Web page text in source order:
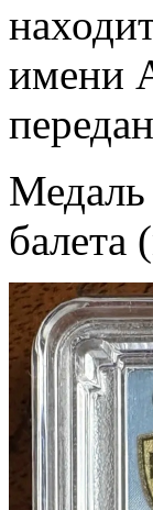
имени
Медаль
балета